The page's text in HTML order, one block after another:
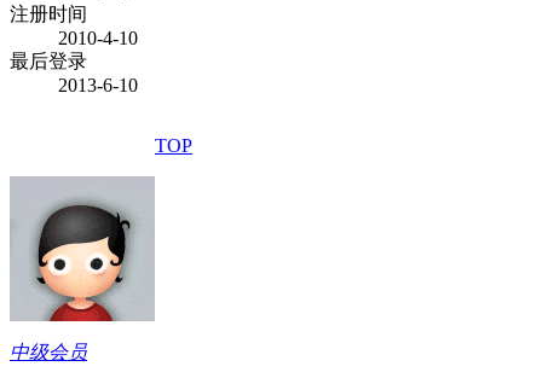
注册时间
2010-4-10
最后登录
2013-6-10
TOP
中级会员